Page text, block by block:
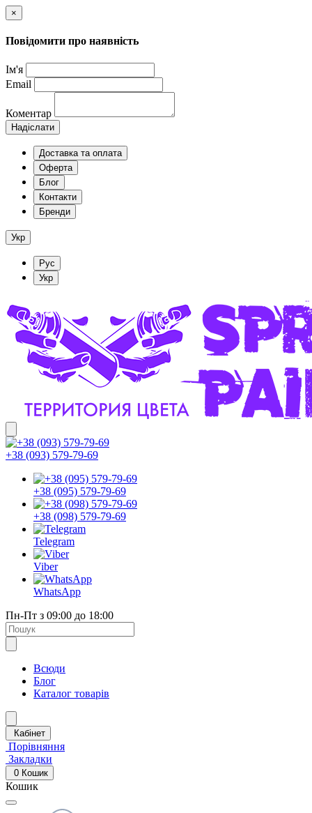
×
Повідомити про наявність
Ім'я
Email
Коментар
Надіслати
Доставка та оплата
Оферта
Блог
Контакти
Бренди
Укр
Рус
Укр
+38 (093) 579-79-69
+38 (095) 579-79-69
+38 (098) 579-79-69
Telegram
Viber
WhatsApp
Пн-Пт з 09:00 до 18:00
Всюди
Блог
Каталог товарів
Кабінет
Порівняння
Закладки
0 Кошик
Кошик